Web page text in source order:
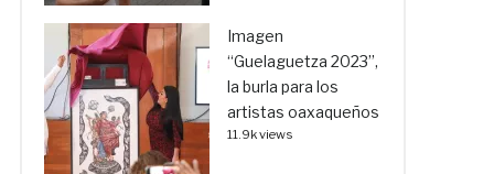
Imagen
“Guelaguetza 2023”,
la burla para los
artistas oaxaqueños
11.9k views